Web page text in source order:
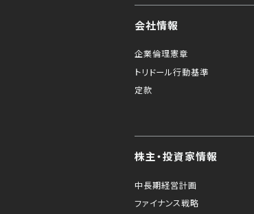
会社情報
企業倫理憲章
トリドール行動基準
定款
株主・投資家情報
中長期経営計画
ファイナンス戦略